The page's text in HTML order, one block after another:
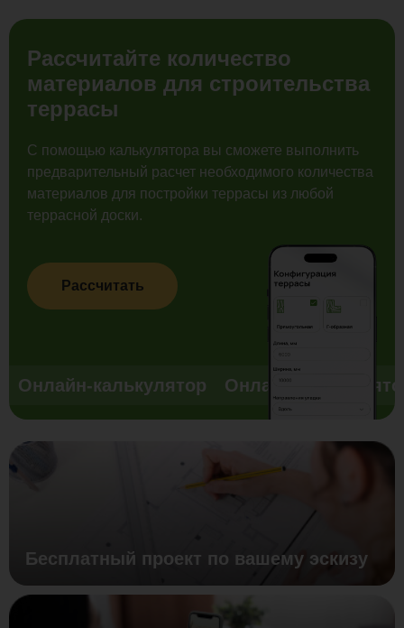
Рассчитайте количество
материалов для строительства
террасы
С помощью калькулятора вы сможете выполнить
предварительный расчет необходимого количества
материалов для постройки террасы из любой
террасной доски.
Рассчитать
Онлайн-калькулятор Онлайн-
Бесплатный проект по вашему эскизу